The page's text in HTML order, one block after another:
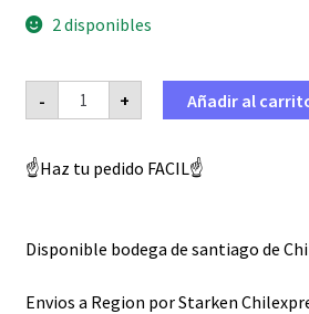
un cliente
2 disponibles
-
CDI
Keeway
dorado
pietcard
2366
+ Añadir al
☝️Haz tu pedido FACIL☝️
Disponible bodega de santiago de
Envios a Region por Starken